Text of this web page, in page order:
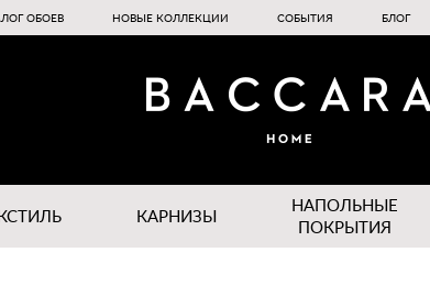
ОБОЕВ НОВЫЕ КОЛЛЕКЦИИ СОБЫТИЯ БЛОГ
КАРНИЗЫ
НАПОЛЬНЫЕ
ПОКРЫТИЯ